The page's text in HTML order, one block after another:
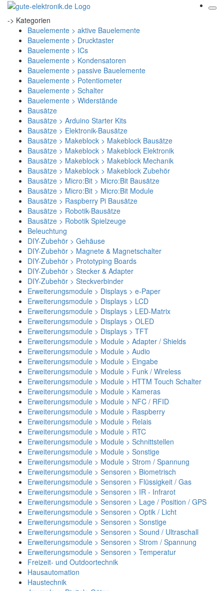
-> Kategorien
Bauelemente > aktive Bauelemente
Bauelemente > Drucktaster
Bauelemente > ICs
Bauelemente > Kondensatoren
Bauelemente > passive Bauelemente
Bauelemente > Potentiometer
Bauelemente > Schalter
Bauelemente > Widerstände
Bausätze
Bausätze > Arduino Starter Kits
Bausätze > Elektronik-Bausätze
Bausätze > Makeblock > Makeblock Bausätze
Bausätze > Makeblock > Makeblock Elektronik
Bausätze > Makeblock > Makeblock Mechanik
Bausätze > Makeblock > Makeblock Zubehör
Bausätze > Micro:Bit > Micro:Bit Bausätze
Bausätze > Micro:Bit > Micro:Bit Module
Bausätze > Raspberry Pi Bausätze
Bausätze > Robotik-Bausätze
Bausätze > Robotik Spielzeuge
Beleuchtung
DIY-Zubehör > Gehäuse
DIY-Zubehör > Magnete & Magnetschalter
DIY-Zubehör > Prototyping Boards
DIY-Zubehör > Stecker & Adapter
DIY-Zubehör > Steckverbinder
Erweiterungsmodule > Displays > e-Paper
Erweiterungsmodule > Displays > LCD
Erweiterungsmodule > Displays > LED-Matrix
Erweiterungsmodule > Displays > OLED
Erweiterungsmodule > Displays > TFT
Erweiterungsmodule > Module > Adapter / Shields
Erweiterungsmodule > Module > Audio
Erweiterungsmodule > Module > Eingabe
Erweiterungsmodule > Module > Funk / Wireless
Erweiterungsmodule > Module > HTTM Touch Schalter
Erweiterungsmodule > Module > Kameras
Erweiterungsmodule > Module > NFC / RFID
Erweiterungsmodule > Module > Raspberry
Erweiterungsmodule > Module > Relais
Erweiterungsmodule > Module > RTC
Erweiterungsmodule > Module > Schnittstellen
Erweiterungsmodule > Module > Sonstige
Erweiterungsmodule > Module > Strom / Spannung
Erweiterungsmodule > Sensoren > Biometrisch
Erweiterungsmodule > Sensoren > Flüssigkeit / Gas
Erweiterungsmodule > Sensoren > IR - Infrarot
Erweiterungsmodule > Sensoren > Lage / Position / GPS
Erweiterungsmodule > Sensoren > Optik / Licht
Erweiterungsmodule > Sensoren > Sonstige
Erweiterungsmodule > Sensoren > Sound / Ultraschall
Erweiterungsmodule > Sensoren > Strom / Spannung
Erweiterungsmodule > Sensoren > Temperatur
Freizeit- und Outdoortechnik
Hausautomation
Haustechnik